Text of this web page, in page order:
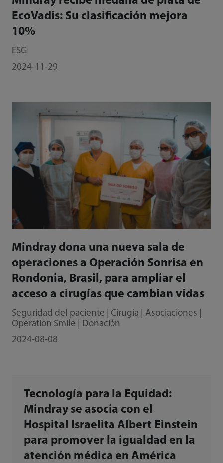
EcoVadis: Su clasificación mejora
10%
ESG
2024-11-29
Mindray dona una nueva sala de
operaciones a Operación Sonrisa en
Rondonia, Brasil, para ampliar el
acceso a cirugías que cambian vidas
Seguridad del paciente | Cirugía | Asociaciones |
Operation Smile | Donación
2024-08-08
Tecnología para la Equidad:
Mindray se asocia con el
Hospital Israelita Albert Einstein
para promover la igualdad en la
atención médica en América